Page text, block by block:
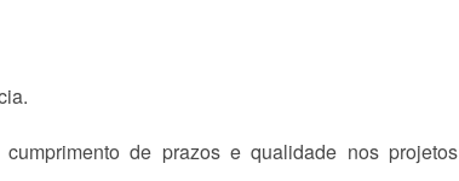
de prazos e qualidade nos projetos